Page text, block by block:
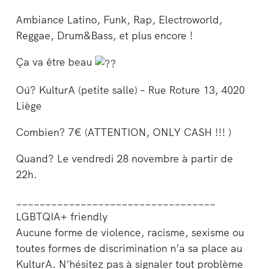
Ambiance Latino, Funk, Rap, Electroworld,
Reggae, Drum&Bass, et plus encore !
Ça va être beau
Oú? KulturA (petite salle) – Rue Roture 13, 4020
Liège
Combien? 7€ (ATTENTION, ONLY CASH !!! )
Quand? Le vendredi 28 novembre à partir de
22h.
LGBTQIA+ friendly
Aucune forme de violence, racisme, sexisme ou
toutes formes de discrimination n’a sa place au
KulturA. N’hésitez pas à signaler tout problème